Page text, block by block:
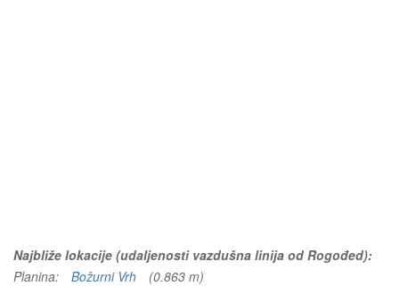
Najbliže lokacije (udaljenosti vazdušna linija od Rogođed):
Planina:
Božurni Vrh
(0.863 m)